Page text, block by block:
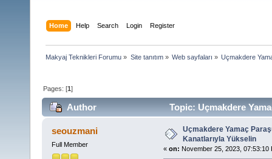
Home Help Search Login Register
Makyaj Teknikleri Forumu » Site tanıtım» Web sayfaları » Uçmakdere
Pages: [1]
Author Topic: Uçmakdere
seouzmani
Full Member
Uçmakdere Yamaç
Kanatlarıyla Yükselin
« on: November 25, 2023, 07:53:10